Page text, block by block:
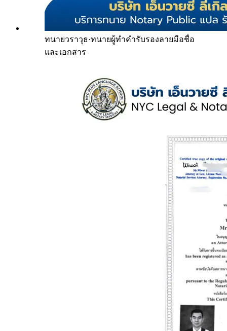
ทนายวราวุธ·ทนายผู้ทำคำรับรองลายมือชื่อ
และเอกสาร